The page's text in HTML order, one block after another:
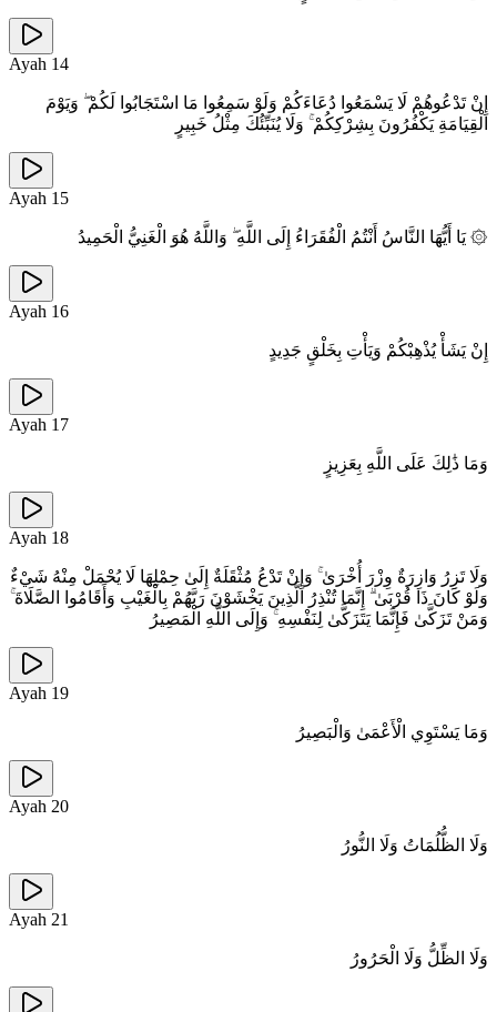
Ayah 14
إِنْ تَدْعُوهُمْ لَا يَسْمَعُوا دُعَاءَكُمْ وَلَوْ سَمِعُوا مَا اسْتَجَابُوا لَكُمْ ۖ وَيَوْمَ
الْقِيَامَةِ يَكْفُرُونَ بِشِرْكِكُمْ ۚ وَلَا يُنَبِّئُكَ مِثْلُ خَبِيرٍ
Ayah 15
۞ يَا أَيُّهَا النَّاسُ أَنْتُمُ الْفُقَرَاءُ إِلَى اللَّهِ ۖ وَاللَّهُ هُوَ الْغَنِيُّ الْحَمِيدُ
Ayah 16
إِنْ يَشَأْ يُذْهِبْكُمْ وَيَأْتِ بِخَلْقٍ جَدِيدٍ
Ayah 17
وَمَا ذَٰلِكَ عَلَى اللَّهِ بِعَزِيزٍ
Ayah 18
وَلَا تَزِرُ وَازِرَةٌ وِزْرَ أُخْرَىٰ ۚ وَإِنْ تَدْعُ مُثْقَلَةٌ إِلَىٰ حِمْلِهَا لَا يُحْمَلْ مِنْهُ شَيْءٌ
وَلَوْ كَانَ ذَا قُرْبَىٰ ۗ إِنَّمَا تُنْذِرُ الَّذِينَ يَخْشَوْنَ رَبَّهُمْ بِالْغَيْبِ وَأَقَامُوا الصَّلَاةَ ۚ
وَمَنْ تَزَكَّىٰ فَإِنَّمَا يَتَزَكَّىٰ لِنَفْسِهِ ۚ وَإِلَى اللَّهِ الْمَصِيرُ
Ayah 19
وَمَا يَسْتَوِي الْأَعْمَىٰ وَالْبَصِيرُ
Ayah 20
وَلَا الظُّلُمَاتُ وَلَا النُّورُ
Ayah 21
وَلَا الظِّلُّ وَلَا الْحَرُورُ